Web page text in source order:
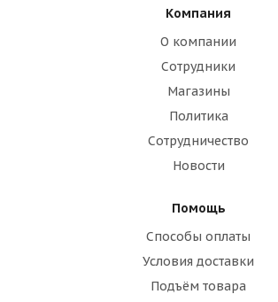
Компания
О компании
Сотрудники
Магазины
Политика
Сотрудничество
Новости
Помощь
Способы оплаты
Условия доставки
Подъём товара